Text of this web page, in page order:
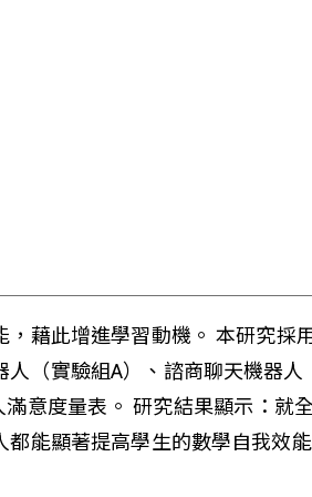
藉此增進學習動機。 本研究採
（實驗組A）、諮商聊天機器
意度量表。 研究結果顯示：就
能顯著提高學生的數學自我效